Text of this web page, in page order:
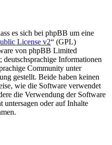
es sich bei phpBB um eine
License v2“ (GPL)
von phpBB Limited
Informationen
Community unter
gestellt. Beide haben keinen
wie die Software verwendet
die Verwendung der Software
untersagen oder auf Inhalte